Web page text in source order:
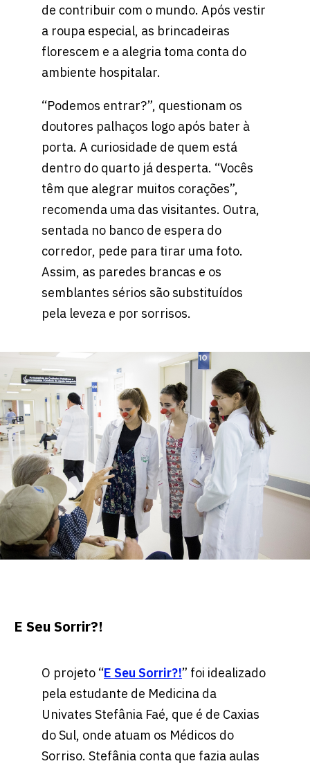
de contribuir com o mundo. Após vestir
a roupa especial, as brincadeiras
florescem e a alegria toma conta do
ambiente hospitalar.
“Podemos entrar?”, questionam os
doutores palhaços logo após bater à
porta. A curiosidade de quem está
dentro do quarto já desperta. “Vocês
têm que alegrar muitos corações”,
recomenda uma das visitantes. Outra,
sentada no banco de espera do
corredor, pede para tirar uma foto.
Assim, as paredes brancas e os
semblantes sérios são substituídos
pela leveza e por sorrisos.
E Seu Sorrir?!
O projeto “E Seu Sorrir?!” foi idealizado
pela estudante de Medicina da
Univates Stefânia Faé, que é de Caxias
do Sul, onde atuam os Médicos do
Sorriso. Stefânia conta que fazia aulas